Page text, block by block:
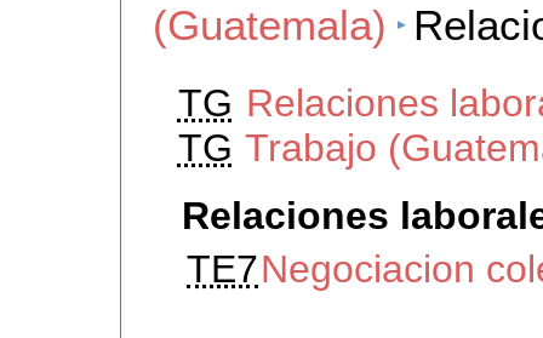
(Guatemala)
TG Relaciones
TG Trabajo
Relaciones
TE7Negociacion